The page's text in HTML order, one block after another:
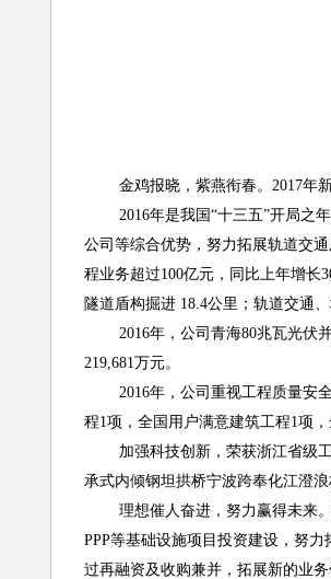
金鸡报晓，紫燕衔春。 2017年
2016年是我国“十三五”开局之年
公司等综合优势，努力拓展轨道交
程业务超过100亿元，同比上年增长
隧道盾构掘进 18.4公里；轨道交通
2016年，公司青海80兆瓦光伏
219,681万元。
2016年，公司重视工程质量安
程1项，全国用户满意建筑工程1项
加强科技创新，荣获浙江省级
承式内倾钢坦拱桥宁波跨奉化江澄
理想催人奋进，努力赢得未来
PPP等基础设施项目投资建设，努
过再融资及收购兼并，拓展新的业务